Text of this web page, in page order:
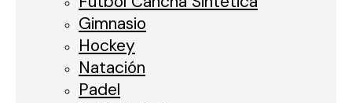
Gimnasio
Hockey
Natación
Padel